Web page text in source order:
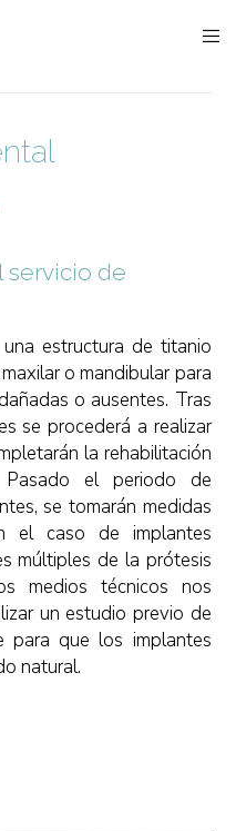
servicio de
estructura de titanio
o mandibular para
o ausentes. Tras
se procederá a realizar
la rehabilitación
el periodo de
se tomarán medidas
el caso de implantes
múltiples de la prótesis
medios técnicos nos
un estudio previo de
para que los implantes
natural.